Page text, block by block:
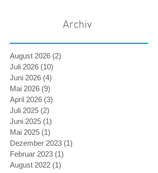
Archiv
August 2026 (2)
Juli 2026 (10)
Juni 2026 (4)
Mai 2026 (9)
April 2026 (3)
Juli 2025 (2)
Juni 2025 (1)
Mai 2025 (1)
Dezember 2023 (1)
Februar 2023 (1)
August 2022 (1)